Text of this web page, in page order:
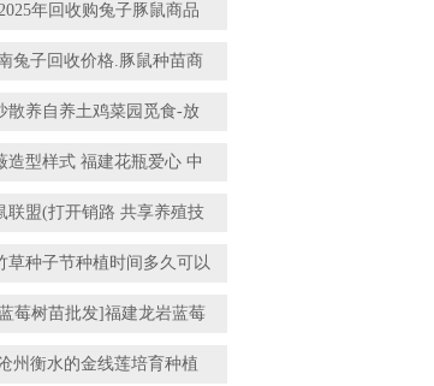
年回收购兔子豚鼠商品
兔子回收价格.豚鼠种苗商
散养自养土鸡菜园觅食-放
造型样式 福建花瓶爱心 中
联盟(打开销路 共享养殖技
草种子节种植时间多久可以
莓树苗批发]福建龙岩蓝莓
州衡水的金线莲培育种植